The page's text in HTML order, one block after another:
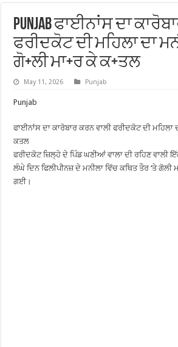
Punjab ਫਾਈਨਾਂਸ ਦਾ
ਫਰੀਦਕੋਟ ਦੀ ਮਹਿਲਾ ਦਾ
ਗੋ+ਲੀ ਮਾ+ਰ ਕੇ ਕ+ਤਲ
May 11, 2026 Punjab
Punjab
ਫਾਈਨਾਂਸ ਦਾ ਕਾਰੋਬਾਰ ਕਰਨ ਵਾਲੀ ਫਰੀਦਕੋਟ ਦੀ ਮਹਿਲਾ
ਕਤਲ
ਫਰੀਦਕੋਟ ਜ਼ਿਲ੍ਹੇ ਦੇ ਪਿੰਡ ਘਣੀਆਂ ਵਾਲਾ ਦੀ ਰਹਿਣ ਵਾਲੀ
ਲੰਘੇ ਦਿਨ ਫਿਲੀਪੀਨਜ਼ ਦੇ ਮਨੀਲਾ ਵਿੱਚ ਕਥਿਤ ਤੌਰ ‘ਤੇ ਗੋਲੀ
ਗਈ।